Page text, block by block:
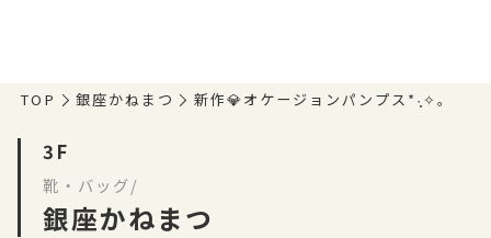
TOP 銀座かねまつ 新作💎オケージョンパンプス*·̩͙✧︎。
3F
靴・バッグ/
銀座かねまつ